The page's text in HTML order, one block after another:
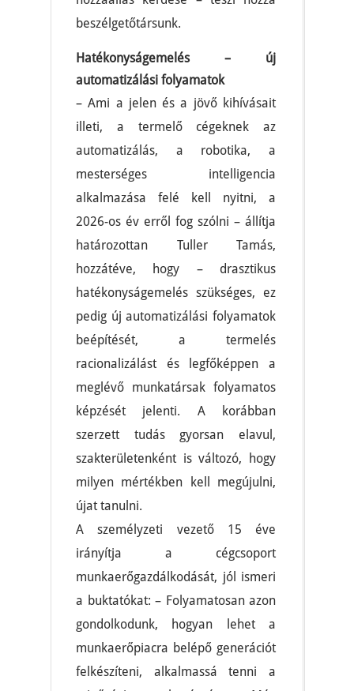
beszélgetőtársunk.
Hatékonyságemelés – új
automatizálási folyamatok
– Ami a jelen és a jövő kihívásait
illeti, a termelő cégeknek az
automatizálás, a robotika, a
mesterséges intelligencia
alkalmazása felé kell nyitni, a
2026-os év erről fog szólni – állítja
határozottan Tuller Tamás,
hozzátéve, hogy – drasztikus
hatékonyságemelés szükséges, ez
pedig új automatizálási folyamatok
beépítését, a termelés
racionalizálást és legfőképpen a
meglévő munkatársak folyamatos
képzését jelenti. A korábban
szerzett tudás gyorsan elavul,
szakterületenként is változó, hogy
milyen mértékben kell megújulni,
újat tanulni.
A személyzeti vezető 15 éve
irányítja a cégcsoport
munkaerőgazdálkodását, jól ismeri
a buktatókat: – Folyamatosan azon
gondolkodunk, hogyan lehet a
munkaerőpiacra belépő generációt
felkészíteni, alkalmassá tenni a